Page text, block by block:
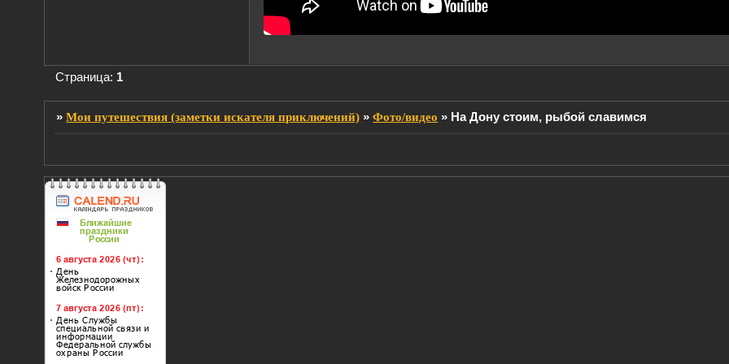
Страница: 1
»Мои путешествия (заметки искателя приключений) »Фото/видео » На Дону стоим, рыбой славимся